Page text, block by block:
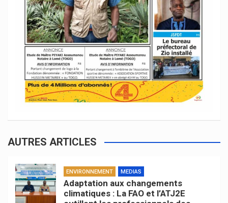
AUTRES ARTICLES
ENVIRONNEMENT MEDIAS
Adaptation aux changements
climatiques : La FAO et l’ATJ2E